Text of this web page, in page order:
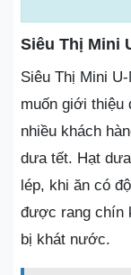
Siêu Thị Mini
Siêu Thị Mini
muốn giới thiệu
nhiều khách
dưa tết. Hạt
lép, khi ăn có
được rang chín
bị khát nước.